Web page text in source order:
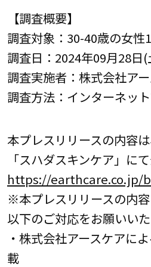
【調査概要】
調査対象：30-40歳の女性
調査日：2024年09月28日(
調査実施者：株式会社ア
調査方法：インターネッ
本プレスリリースの内容
「スハダスキンケア」に
https://earthcare.co.jp/
※本プレスリリースの内容
以下のご対応をお願いいた
・株式会社アースケアに
載